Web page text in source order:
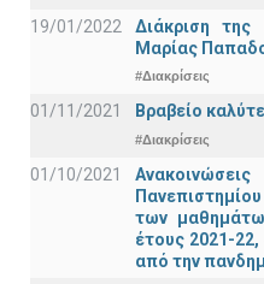
19/01/2022
Διάκριση της
Μαρίας
#Διακρίσεις
01/11/2021 Bραβείο
#Διακρίσεις
01/10/2021
των
έτους 2021-
από την